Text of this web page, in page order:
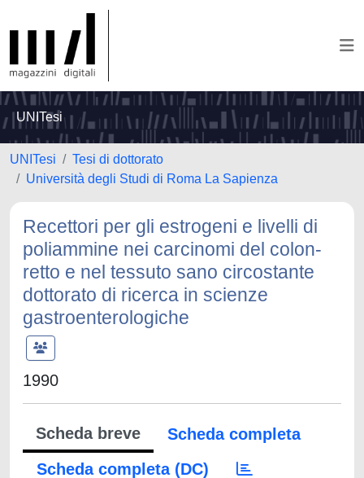
UNITesi
UNITesi
Tesi di dottorato
Università degli Studi di Roma La Sapienza
Recettori per gli estrogeni e livelli di
poliammine nei carcinomi del colon-
retto e nel tessuto sano circostante
dottorato di ricerca in scienze
gastroenterologiche
1990
Scheda breve
Scheda completa
Scheda completa (DC)